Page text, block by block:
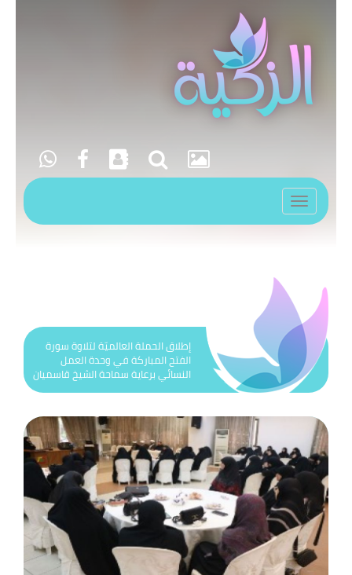
Toggle
navigation
إطلاق الحملة العالميّة لتلاوة سورة
الفتح المباركة في وحدة العمل
النسائي برعاية سماحة الشيخ قاسميان